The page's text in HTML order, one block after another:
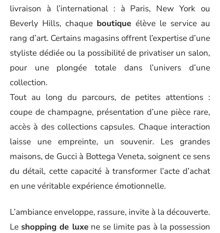
livraison à l’international : à Paris, New York ou
Beverly Hills, chaque boutique élève le service au
rang d’art. Certains magasins offrent l’expertise d’une
styliste dédiée ou la possibilité de privatiser un salon,
pour une plongée totale dans l’univers d’une
collection.
Tout au long du parcours, de petites attentions :
coupe de champagne, présentation d’une pièce rare,
accès à des collections capsules. Chaque interaction
laisse une empreinte, un souvenir. Les grandes
maisons, de Gucci à Bottega Veneta, soignent ce sens
du détail, cette capacité à transformer l’acte d’achat
en une véritable expérience émotionnelle.
L’ambiance enveloppe, rassure, invite à la découverte.
Le shopping de luxene se limite pas à la possession